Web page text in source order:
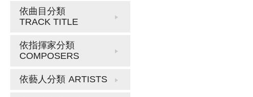
依曲目分類
TRACK TITLE
依指揮家分類
COMPOSERS
依藝人分類 ARTISTS